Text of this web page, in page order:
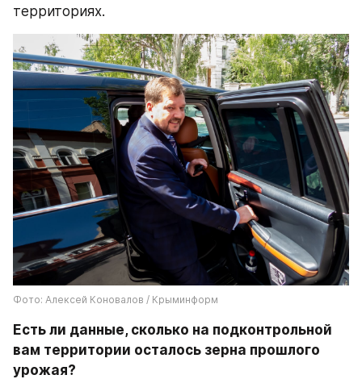
территориях.
Фото: Алексей Коновалов / Крыминформ
Есть ли данные, сколько на подконтрольной
вам территории осталось зерна прошлого
урожая?